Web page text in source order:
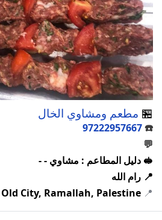
🏪 مطعم ومشاوي الخال
☎️
97222957667
💬
🥪 دليل المطاعم : مشاوي - -
📍 رام الله
📍
Old City, Ramallah, Palestine